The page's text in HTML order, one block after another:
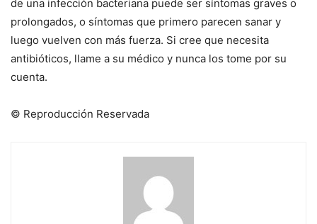
de una infección bacteriana puede ser síntomas graves o
prolongados, o síntomas que primero parecen sanar y
luego vuelven con más fuerza. Si cree que necesita
antibióticos, llame a su médico y nunca los tome por su
cuenta.
© Reproducción Reservada